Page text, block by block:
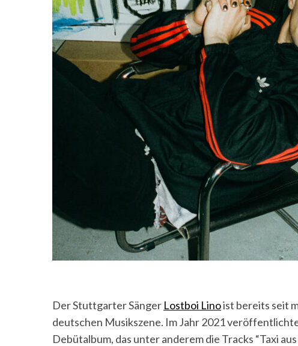
Der Stuttgarter Sänger Lostboi Linoist bereits seit
deutschen Musikszene. Im Jahr 2021
Debütalbum, das unter anderem die Tracks “Taxi